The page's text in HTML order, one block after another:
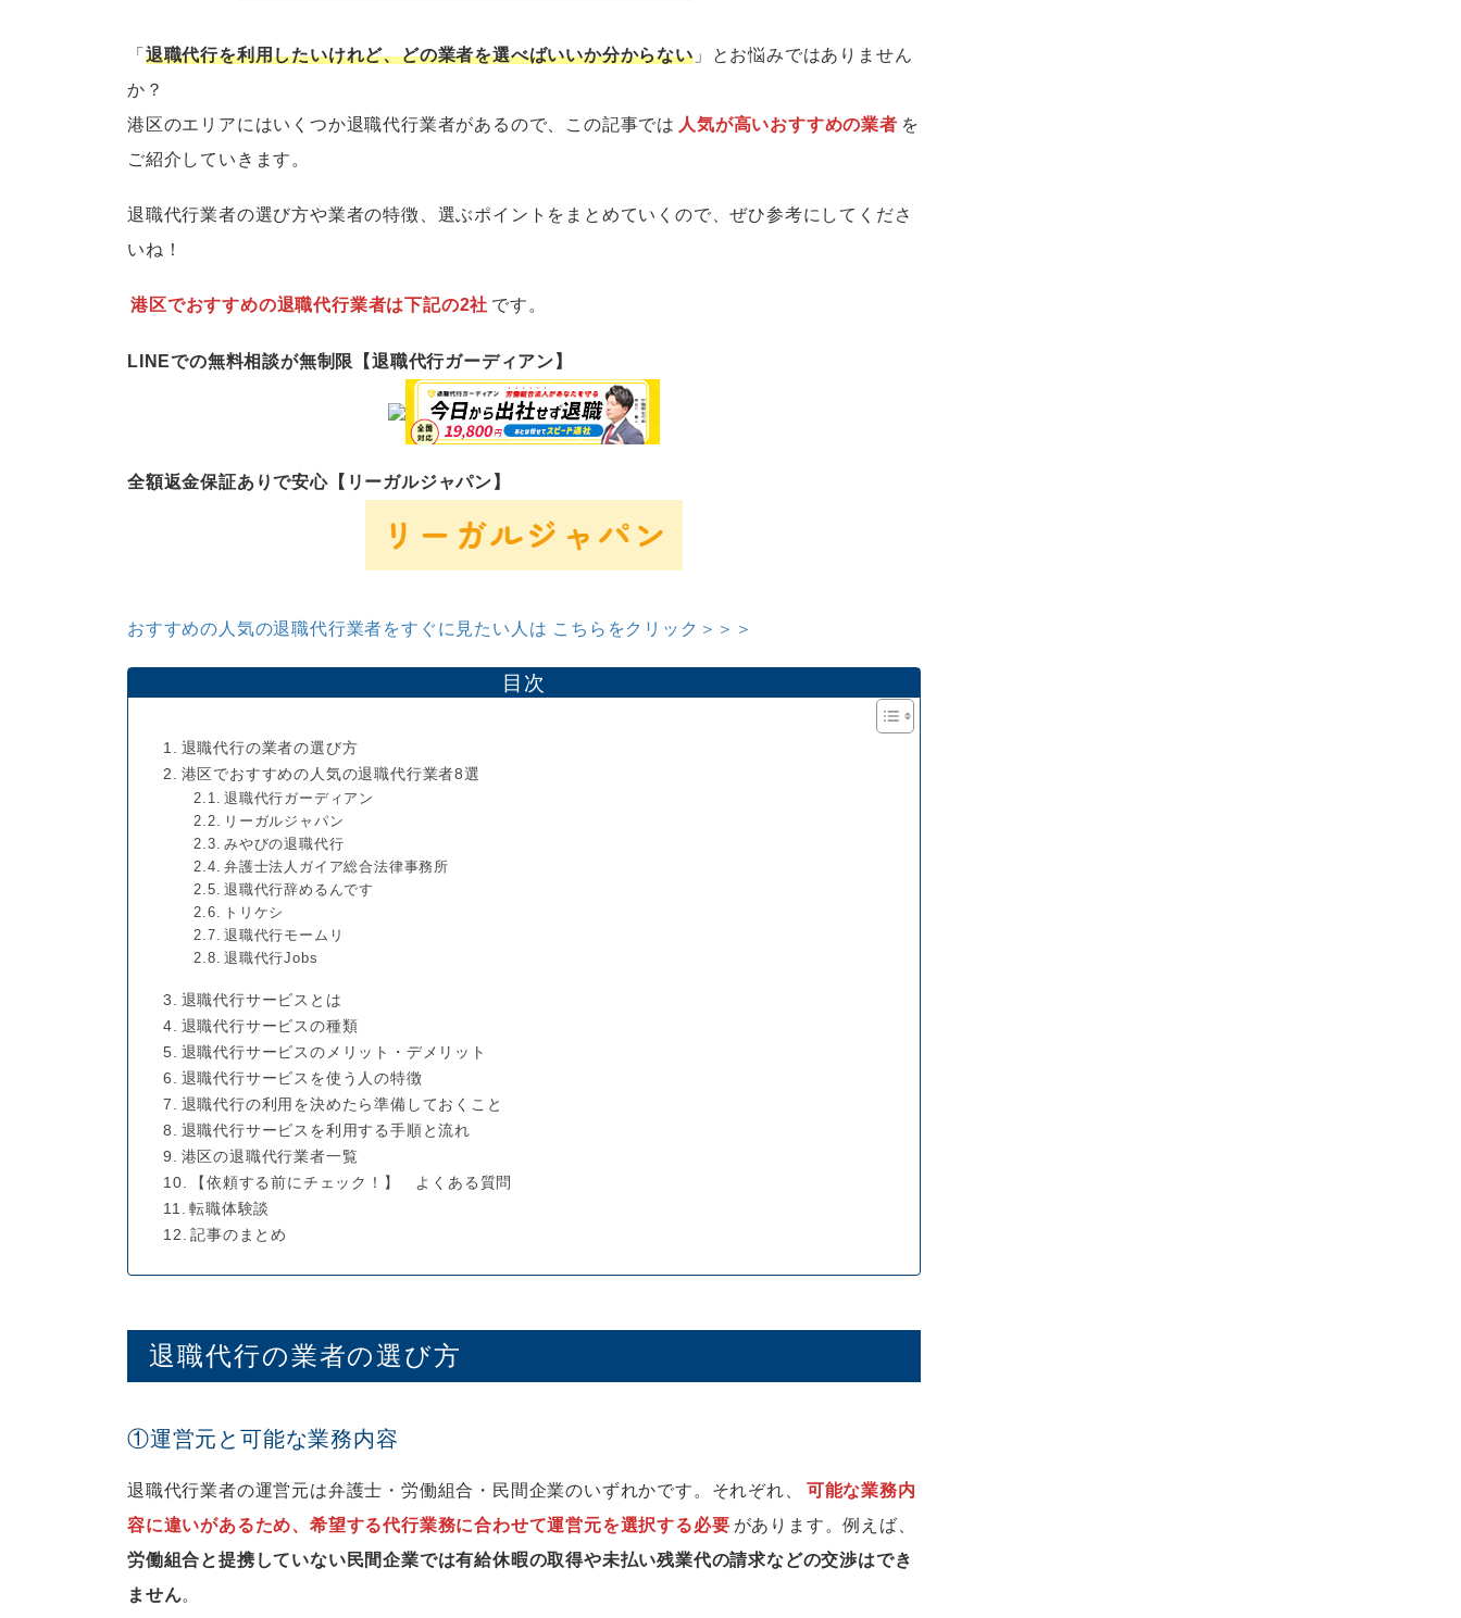
「 退職代行を利用したいけれど、どの業者を選べばいいか分からない」とお悩みではありません
か？
港区のエリアにはいくつか退職代行業者があるので、この記事では 人気が高いおすすめの業者 を
ご紹介していきます。
退職代行業者の選び方や業者の特徴、選ぶポイントをまとめていくので、ぜひ参考にしてくださ
いね！
港区でおすすめの退職代行業者は下記の2社 です。
LINEでの無料相談が無制限【退職代行ガーディアン】
全額返金保証ありで安心【リーガルジャパン】
おすすめの人気の退職代行業者をすぐに見たい人は こちらをクリック＞＞＞
目次
退職代行の業者の選び方
港区でおすすめの人気の退職代行業者8選
退職代行ガーディアン
リーガルジャパン
みやびの退職代行
弁護士法人ガイア総合法律事務所
退職代行辞めるんです
トリケシ
退職代行モームリ
退職代行Jobs
退職代行サービスとは
退職代行サービスの種類
退職代行サービスのメリット・デメリット
退職代行サービスを使う人の特徴
退職代行の利用を決めたら準備しておくこと
退職代行サービスを利用する手順と流れ
港区の退職代行業者一覧
【依頼する前にチェック！】 よくある質問
転職体験談
記事のまとめ
退職代行の業者の選び方
①運営元と可能な業務内容
退職代行業者の運営元は弁護士・労働組合・民間企業のいずれかです。それぞれ、
可能な業務内
容に違いがあるため、希望する代行業務に合わせて運営元を選択する必要 があります。例えば、
労働組合と提携していない民間企業では有給休暇の取得や未払い残業代の請求などの交渉はでき
ません。